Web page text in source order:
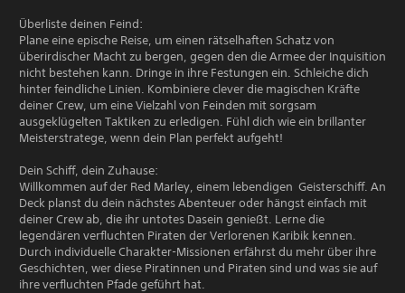
Überliste deinen Feind:
Plane eine epische Reise, um einen rätselhaften Schatz von
überirdischer Macht zu bergen, gegen den die Armee der Inquisition
nicht bestehen kann. Dringe in ihre Festungen ein. Schleiche dich
hinter feindliche Linien. Kombiniere clever die magischen Kräfte
deiner Crew, um eine Vielzahl von Feinden mit sorgsam
ausgeklügelten Taktiken zu erledigen. Fühl dich wie ein brillanter
Meisterstratege, wenn dein Plan perfekt aufgeht!
Dein Schiff, dein Zuhause:
Willkommen auf der Red Marley, einem lebendigen Geisterschiff. An
Deck planst du dein nächstes Abenteuer oder hängst einfach mit
deiner Crew ab, die ihr untotes Dasein genießt. Lerne die
legendären verfluchten Piraten der Verlorenen Karibik kennen.
Durch individuelle Charakter-Missionen erfährst du mehr über ihre
Geschichten, wer diese Piratinnen und Piraten sind und was sie auf
ihre verfluchten Pfade geführt hat.